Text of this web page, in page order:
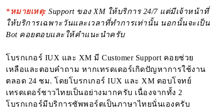
*หมายเหตุ: Support ของ XM ให้บริการ 24/7 แต่มีเจ้าหน้าที่
ให้บริการเฉพาะวันและเวลาที่ทำการเท่านั้น นอกนั้นจะเป็น
Bot คอยตอบและให้คำแนะนำครับ
โบรกเกอร์ IUX และ XM มี Customer Support คอยช่วย
เหลือและตอบคำถาม หากเทรดเดอร์เกิดปัญหาการใช้งาน
ตลอด 24 ชม. โดยโบรกเกอร์ IUX และ XM ตอบโจทย์
เทรดเดอร์ชาวไทยเป็นอย่างมากครับ เนื่องจากทั้ง 2
โบรกเกอร์มีบริการซัพพอร์ตเป็นภาษาไทยนั่นเองครับ